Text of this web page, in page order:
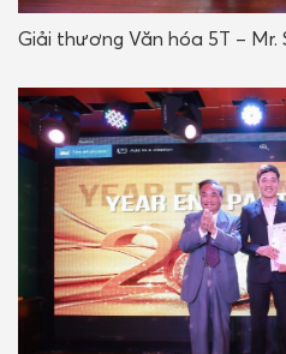
Giải thương Văn hóa 5T – Mr.